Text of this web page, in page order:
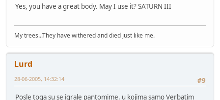
Yes, you have a great body. May I use it? SATURN III
My trees...They have withered and died just like me.
Lurd
#9
28-06-2005, 14:32:14
Posle toga su se igrale pantomime, u kojima samo Verbatim